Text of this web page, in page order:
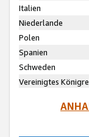
Italien
Niederlande
Polen
Spanien
Schweden
Vereinigtes